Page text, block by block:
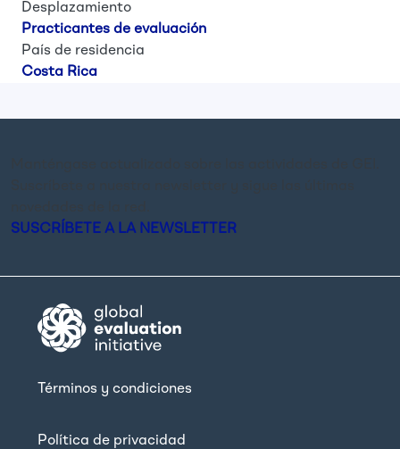
Desplazamiento
Practicantes de evaluación
País de residencia
Costa Rica
SUSCRÍBETE A LA NEWSLETTER
Términos y condiciones
Política de privacidad